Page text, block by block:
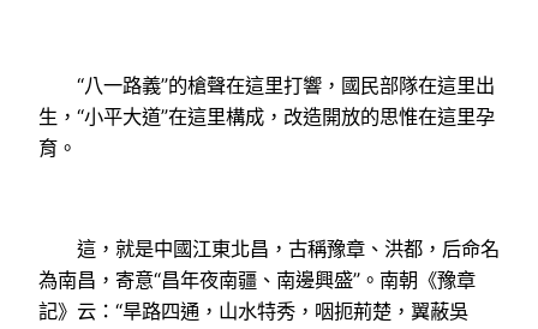
“八一路義”的槍聲在這里打響，國民部隊在這里出
生，“小平大道”在這里構成，改造開放的思惟在這里孕
育。
這，就是中國江東北昌，古稱豫章、洪都，后命名
為南昌，寄意“昌年夜南疆、南邊興盛”。南朝《豫章
記》云：“旱路四通，山水特秀，咽扼荊楚，翼蔽吳